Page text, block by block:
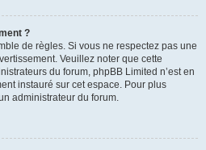
?
de règles. Si vous ne respectez pas une
Veuillez noter que cette
du forum, phpBB Limited n’est en
instauré sur cet espace. Pour plus
administrateur du forum.